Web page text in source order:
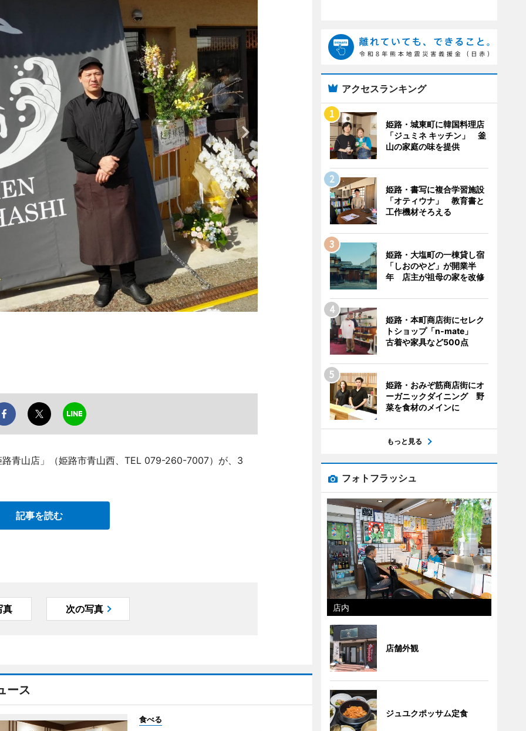
青山店」（姫路市青山西、TEL 079-260-7007）が、3
記事を読む
真 次の写真
ース
食べる
アクセスランキング
姫路・城東町に韓国料理店
「ジュミネ キッチン」 釜
山の家庭の味を提供
姫路・書写に複合学習施設
「オティウナ」 教育書と
工作機材そろえる
姫路・大塩町の一棟貸し宿
「しおのやど」が開業半
年 店主が祖母の家を改修
姫路・本町商店街にセレク
トショップ「n-mate」
古着や家具など500点
姫路・おみぞ筋商店街にオ
ーガニックダイニング 野
菜を食材のメインに
もっと見る
フォトフラッシュ
店内
店舗外観
ジュユクポッサム定食